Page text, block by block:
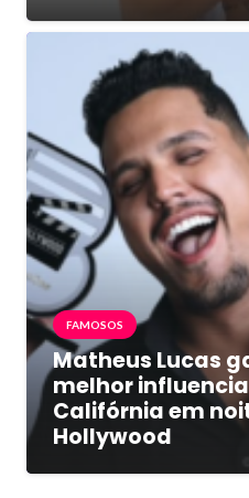
FAMOSOS
Matheus Lucas
melhor
Califórnia em
Hollywood